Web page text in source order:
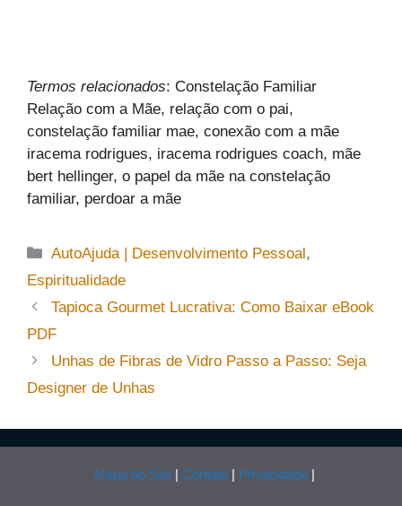
Termos relacionados: Constelação Familiar
Relação com a Mãe, relação com o pai,
constelação familiar mae, conexão com a mãe
iracema rodrigues, iracema rodrigues coach, mãe
bert hellinger, o papel da mãe na constelação
familiar, perdoar a mãe
Categorias
AutoAjuda | Desenvolvimento Pessoal,
Espiritualidade
Tapioca Gourmet Lucrativa: Como Baixar eBook
PDF
Unhas de Fibras de Vidro Passo a Passo: Seja
Designer de Unhas
Mapa do Site | Contato | Privacidade |